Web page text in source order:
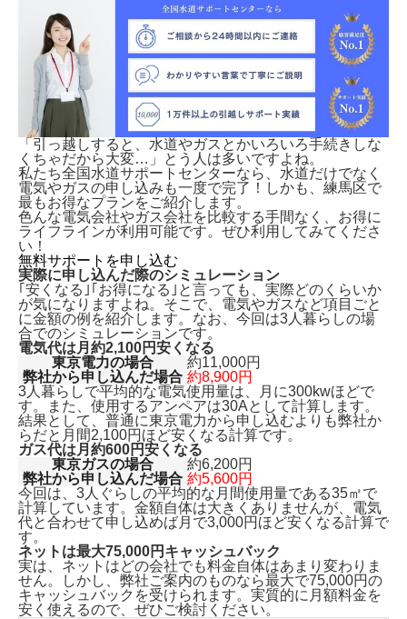
「引っ越しすると、水道やガスとかいろいろ手続きしな
くちゃだから大変…」とう人は多いですよね。
私たち全国水道サポートセンターなら、水道だけでなく
電気やガスの申し込みも一度で完了！しかも、 練馬区で
最もお得なプランをご紹介します。
色んな電気会社やガス会社を比較する手間なく、お得に
ライフラインが利用可能です。ぜひ利用してみてくださ
い！
無料サポートを申し込む
実際に申し込んだ際のシミュレーション
｢安くなる｣｢お得になる｣と言っても、実際どのくらいか
が気になりますよね。そこで、電気やガスなど項目ごと
に金額の例を紹介します。なお、今回は3人暮らしの場
合でのシミュレーションです。
電気代は月約2,100円安くなる
東京電力の場合
約11,000円
弊社から申し込んだ場合 約8,900円
3人暮らしで平均的な電気使用量は、月に300kwほどで
す。また、使用するアンペアは30Aとして計算します。
結果として、普通に東京電力から申し込むよりも弊社か
らだと月間2,100円ほど安くなる計算です。
ガス代は月約600円安くなる
東京ガスの場合
約6,200円
弊社から申し込んだ場合 約5,600円
今回は、3人ぐらしの平均的な月間使用量である35㎥で
計算しています。金額自体は大きくありませんが、 電気
代と合わせて申し込めば月で3,000円ほど安くなる計算で
す。
ネットは最大75,000円キャッシュバック
実は、ネットはどの会社でも料金自体はあまり変わりま
せん。しかし、弊社ご案内のものなら最大で75,000円の
キャッシュバックを受けられます。 実質的に月額料金を
安く使えるので、ぜひご検討ください。